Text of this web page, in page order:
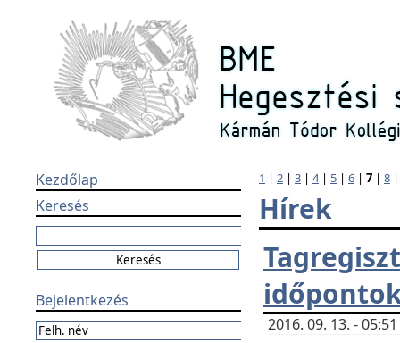
Kezdőlap
Keresés
Bejelentkezés
1 | 2 | 3 | 4| 5 | 6 | 7 | 8
Hírek
2016. 09. 13. -